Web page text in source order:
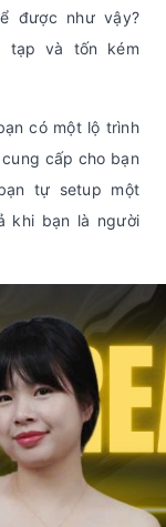
được như vậy?
tạp và tốn kém
có một lộ trình
cấp cho bạn
tự setup một
khi bạn là người